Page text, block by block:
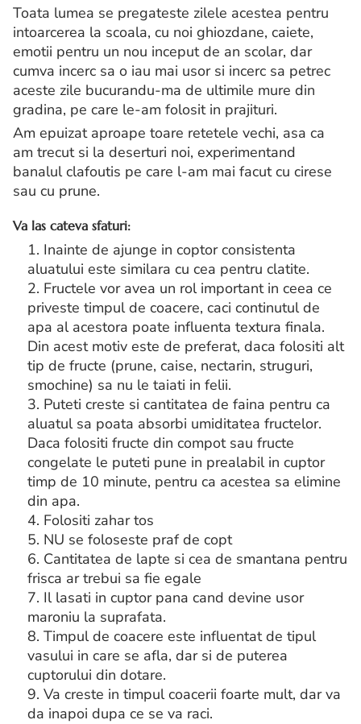
Toata lumea se pregateste zilele acestea pentru
intoarcerea la scoala, cu noi ghiozdane, caiete,
emotii pentru un nou inceput de an scolar, dar
cumva incerc sa o iau mai usor si incerc sa petrec
aceste zile bucurandu-ma de ultimile mure din
gradina, pe care le-am folosit in prajituri.
Am epuizat aproape toare retetele vechi, asa ca
am trecut si la deserturi noi, experimentand
banalul clafoutis pe care l-am mai facut cu cirese
sau cu prune.
Va las cateva sfaturi:
1. Inainte de ajunge in coptor consistenta
aluatului este similara cu cea pentru clatite.
2. Fructele vor avea un rol important in ceea ce
priveste timpul de coacere, caci continutul de
apa al acestora poate influenta textura finala.
Din acest motiv este de preferat, daca folositi alt
tip de fructe (prune, caise, nectarin, struguri,
smochine) sa nu le taiati in felii.
3. Puteti creste si cantitatea de faina pentru ca
aluatul sa poata absorbi umiditatea fructelor.
Daca folositi fructe din compot sau fructe
congelate le puteti pune in prealabil in cuptor
timp de 10 minute, pentru ca acestea sa elimine
din apa.
4. Folositi zahar tos
5. NU se foloseste praf de copt
6. Cantitatea de lapte si cea de smantana pentru
frisca ar trebui sa fie egale
7. Il lasati in cuptor pana cand devine usor
maroniu la suprafata.
8. Timpul de coacere este influentat de tipul
vasului in care se afla, dar si de puterea
cuptorului din dotare.
9. Va creste in timpul coacerii foarte mult, dar va
da inapoi dupa ce se va raci.